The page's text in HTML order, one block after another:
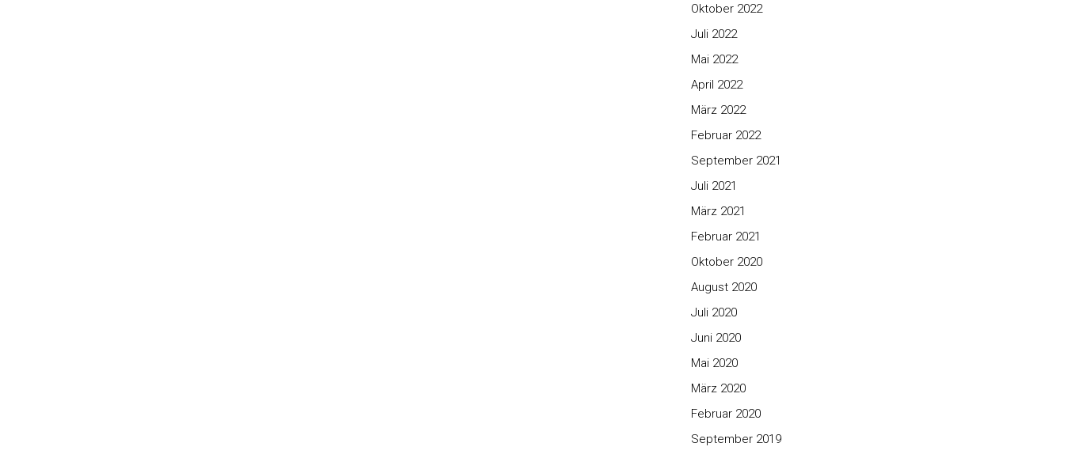
Oktober 2022
Juli 2022
Mai 2022
April 2022
März 2022
Februar 2022
September 2021
Juli 2021
März 2021
Februar 2021
Oktober 2020
August 2020
Juli 2020
Juni 2020
Mai 2020
März 2020
Februar 2020
September 2019